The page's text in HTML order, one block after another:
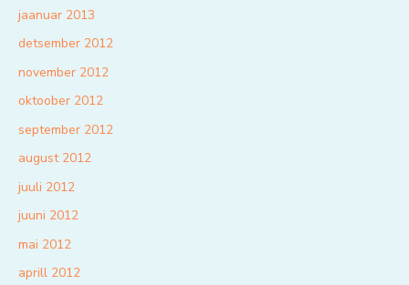
jaanuar 2013
detsember 2012
november 2012
oktoober 2012
september 2012
august 2012
juuli 2012
juuni 2012
mai 2012
aprill 2012